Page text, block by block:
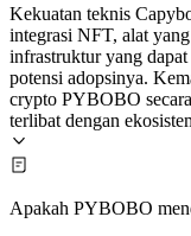
Kekuatan teknis
integrasi NFT, alat
infrastruktur yang
potensi adopsinya.
crypto PYBOBO
terlibat dengan
Apakah PYBOBO